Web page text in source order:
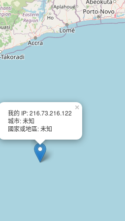
我的 IP: 216.73.216.122
城市: 未知
國家或地區: 未知
×